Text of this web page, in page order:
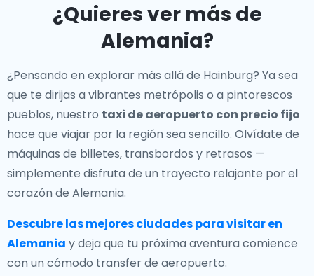
¿Quieres ver más de
Alemania?
¿Pensando en explorar más allá de Hainburg? Ya sea
que te dirijas a vibrantes metrópolis o a pintorescos
pueblos, nuestro taxi de aeropuerto con precio fijo
hace que viajar por la región sea sencillo. Olvídate de
máquinas de billetes, transbordos y retrasos —
simplemente disfruta de un trayecto relajante por el
corazón de Alemania.
Descubre las mejores ciudades para visitar en
Alemania y deja que tu próxima aventura comience
con un cómodo transfer de aeropuerto.